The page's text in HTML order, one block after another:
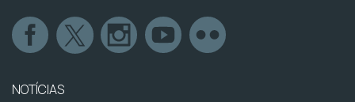
NOTÍCIAS